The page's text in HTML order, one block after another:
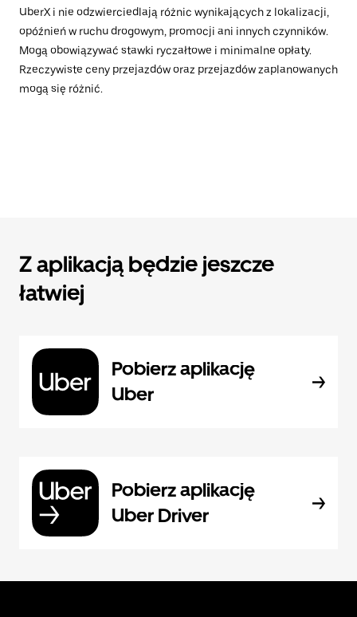
UberX i nie odzwierciedlają różnic wynikających z lokalizacji,
opóźnień w ruchu drogowym, promocji ani innych czynników.
Mogą obowiązywać stawki ryczałtowe i minimalne opłaty.
Rzeczywiste ceny przejazdów oraz przejazdów zaplanowanych
mogą się różnić.
Z aplikacją będzie jeszcze
łatwiej
Pobierz aplikację
Uber
Pobierz aplikację
Uber Driver